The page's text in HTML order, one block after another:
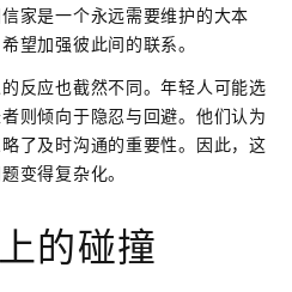
家是一个永远需要维护的大本
望加强彼此间的联系。
反应也截然不同。年轻人可能选
则倾向于隐忍与回避。他们认为
了及时沟通的重要性。因此，这
变得复杂化。
的碰撞